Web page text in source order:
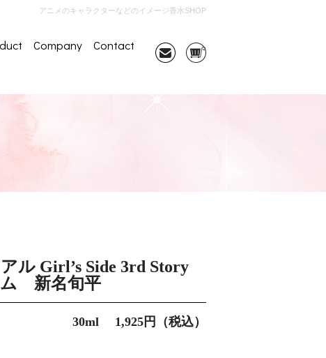
アニメのキャラクターなどのイメージ香水SHOP
Company Contact
ル Girl’s Side 3rd Story
ム 新名旬平
30ml 1,925円（税込）